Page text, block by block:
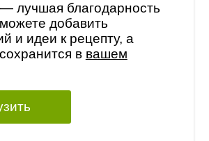
лучшая благодарность
добавить
и идеи к рецепту, а
в вашем